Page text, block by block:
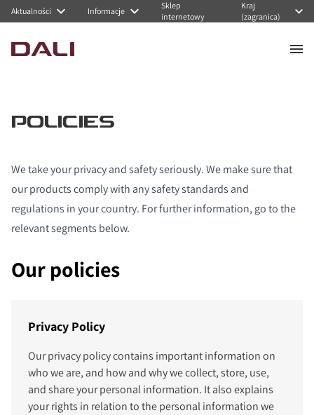
Aktualności Informacje
Sklep
internetowy
Kraj
(zagranica)
POLICIES
We take your privacy and safety seriously. We make sure that
our products comply with any safety standards and
regulations in your country. For further information, go to the
relevant segments below.
Our policies
Privacy Policy
Our privacy policy contains important information on
who we are, and how and why we collect, store, use,
and share your personal information. It also explains
your rights in relation to the personal information we